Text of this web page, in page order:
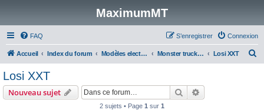
MaximumMT
FAQ Connexion
S’enregistrer
Accueil Index du forum Modèles electriques Monster trucks & Stadiums 1/10 Losi XXT
Losi XXT
Nouveau sujet Rechercher
2 sujets • Page 1 sur 1